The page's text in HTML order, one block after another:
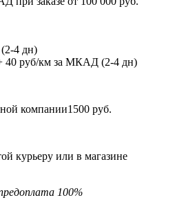
4 дн)
40 руб/км за МКАД (2-4 дн)
компании1500 руб.
курьеру или в магазине
100%